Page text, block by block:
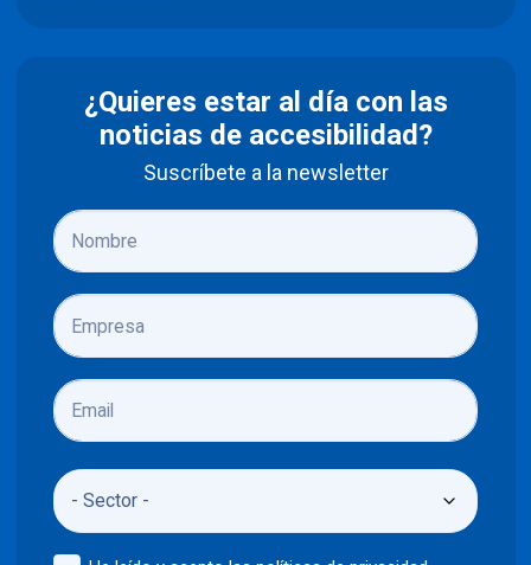
¿Quieres estar al día con las
noticias de accesibilidad?
Suscríbete a la newsletter